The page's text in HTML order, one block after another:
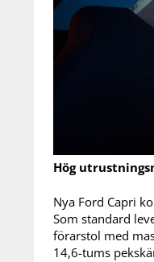
Hög
Nya Ford Capri
Som standard
förarstol med
14,6-tums